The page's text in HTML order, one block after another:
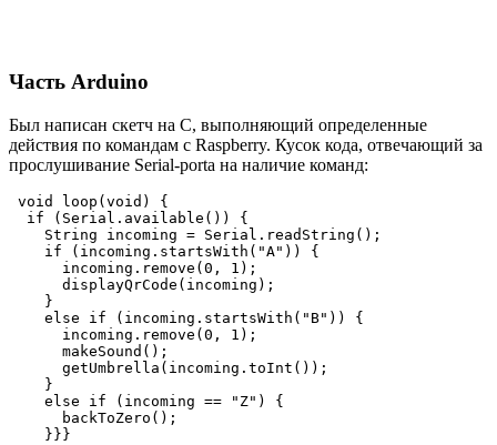
Часть Arduino
Был написан скетч на C, выполняющий определенные
действия по командам с Raspberry. Кусок кода, отвечающий за
прослушивание Serial-portа на наличие команд:
void loop(void) {
  if (Serial.available()) {
    String incoming = Serial.readString();
    if (incoming.startsWith("A")) {
      incoming.remove(0, 1);
      displayQrCode(incoming);
    }
    else if (incoming.startsWith("B")) {
      incoming.remove(0, 1);
      makeSound();
      getUmbrella(incoming.toInt());
    }
    else if (incoming == "Z") {
      backToZero();
    }}}